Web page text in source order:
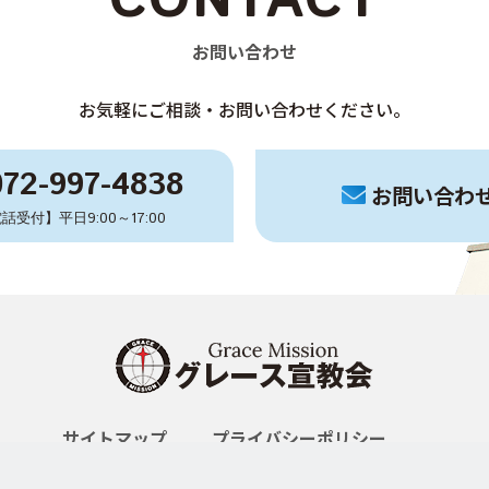
お問い合わせ
お気軽にご相談・お問い合わせください。
997-4838
受付】平日9:00～17:00
お問い合わ
サイトマップ プライバシーポリシー